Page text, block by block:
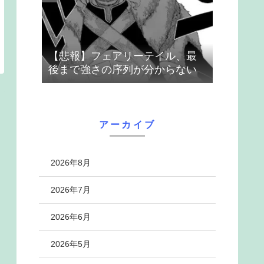
【悲報】フェアリーテイル、最
後まで強さの序列が分からない
アーカイブ
2026年8月
2026年7月
2026年6月
2026年5月